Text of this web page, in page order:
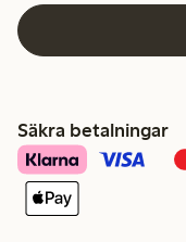
Säkra betalningar